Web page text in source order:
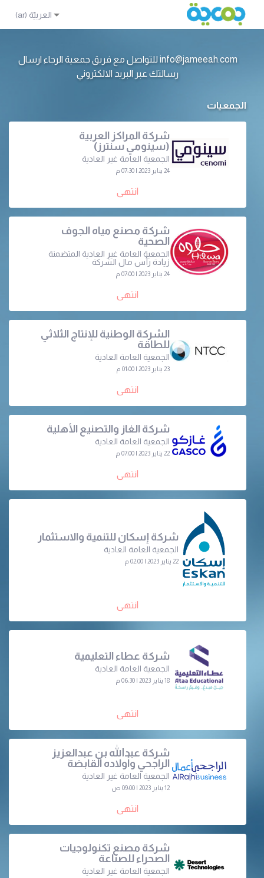
info@jameeah.com للتواصل مع فريق جمعية الرجاء ارسال
رسالتك عبر البريد الالكتروني
الجمعيات
شركة المراكز العربية
(سينومي سنترز)
الجمعية العامة غير العادية
24 يناير 2023 | 07:30 م
انتهى
شركة مصنع مياه الجوف
الصحية
الجمعية العامة غير العادية المتضمنة
زيادة رأس مال الشركة
24 يناير 2023 | 07:00 م
انتهى
الشركة الوطنية للإنتاج الثلاثي
للطاقة
الجمعية العامة العادية
23 يناير 2023 | 01:00 م
انتهى
شركة الغاز والتصنيع الأهلية
الجمعية العامة العادية
22 يناير 2023 | 07:00 م
انتهى
شركة إسكان للتنمية والاستثمار
الجمعية العامة العادية
22 يناير 2023 | 02:00 م
انتهى
شركة عطاء التعليمية
الجمعية العامة العادية
18 يناير 2023 | 06:30 م
انتهى
شركة عبدالله بن عبدالعزيز
الراجحي وأولاده القابضة
الجمعية العامة غير العادية
12 يناير 2023 | 09:00 ص
انتهى
شركة مصنع تكنولوجيات
الصحراء للصناعة
الجمعية العامة غير العادية